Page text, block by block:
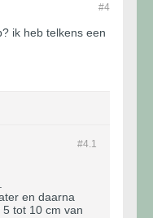
#4
ik heb telkens een
#4. 1
en daarna
tot 10 cm van